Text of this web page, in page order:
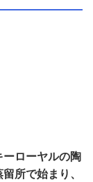
ローヤルの陶
所で始まり、